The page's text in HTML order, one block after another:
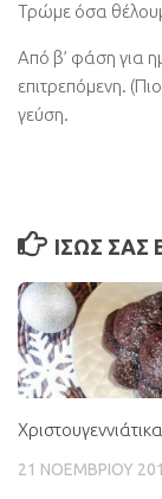
Τρώμε όσα
Από β’ φάση για
επιτρεπόμενη.
γεύση.
ΊΣΩΣ
21 ΝΟΕΜΒΡΊΟΥ